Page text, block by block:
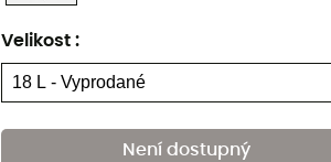
Velikost :
Není dostupný